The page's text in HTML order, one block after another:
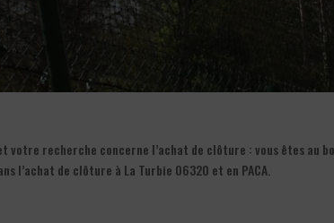
votre recherche concerne l’achat de clôture : vous êtes
l’achat de clôture à La Turbie 06320 et en PACA.